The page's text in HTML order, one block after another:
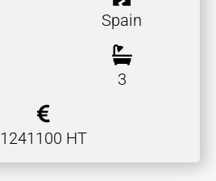
Spain
3
1241100 HT